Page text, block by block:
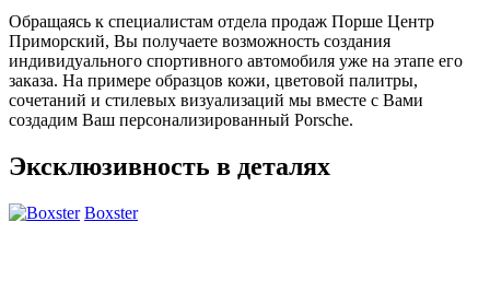
Обращаясь к специалистам отдела продаж Порше Центр
Приморский, Вы получаете возможность создания
индивидуального спортивного автомобиля уже на этапе его
заказа. На примере образцов кожи, цветовой палитры,
сочетаний и стилевых визуализаций мы вместе с Вами
создадим Ваш персонализированный Porsche.
Эксклюзивность в деталях
Boxster